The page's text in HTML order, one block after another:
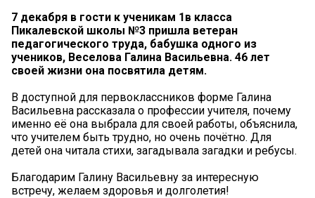
7 декабря в гости к ученикам 1в класса
Пикалевской школы №3 пришла ветеран
педагогического труда, бабушка одного из
учеников, Веселова Галина Васильевна. 46 лет
своей жизни она посвятила детям.
В доступной для первоклассников форме Галина
Васильевна рассказала о профессии учителя, почему
именно её она выбрала для своей работы, объяснила,
что учителем быть трудно, но очень почётно. Для
детей она читала стихи, загадывала загадки и ребусы.
Благодарим Галину Васильевну за интересную
встречу, желаем здоровья и долголетия!